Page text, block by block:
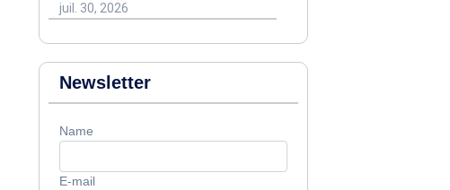
juil. 30, 2026
Newsletter
Name
E-mail